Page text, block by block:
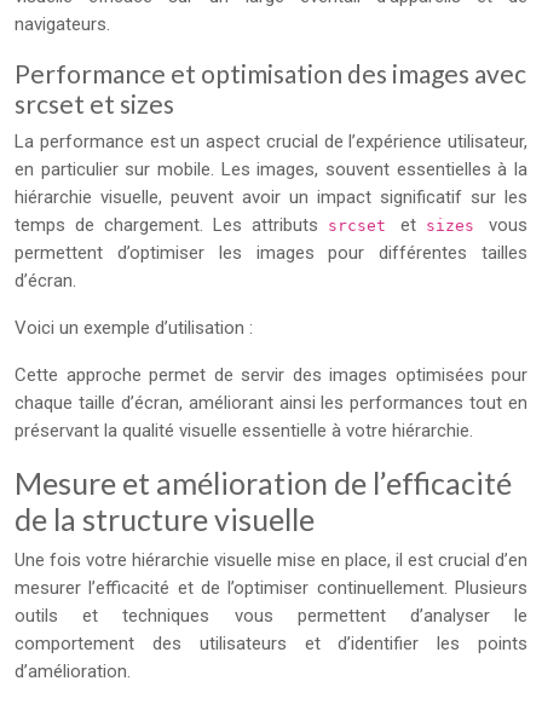
navigateurs.
Performance et optimisation des images avec
srcset et sizes
La performance est un aspect crucial de l’expérience utilisateur,
en particulier sur mobile. Les images, souvent essentielles à la
hiérarchie visuelle, peuvent avoir un impact significatif sur les
temps de chargement. Les attributs
srcset et sizes vous
permettent d’optimiser les images pour différentes tailles
d’écran.
Voici un exemple d’utilisation :
Cette approche permet de servir des images optimisées pour
chaque taille d’écran, améliorant ainsi les performances tout en
préservant la qualité visuelle essentielle à votre hiérarchie.
Mesure et amélioration de l’efficacité
de la structure visuelle
Une fois votre hiérarchie visuelle mise en place, il est crucial d’en
mesurer l’efficacité et de l’optimiser continuellement. Plusieurs
outils et techniques vous permettent d’analyser le
comportement des utilisateurs et d’identifier les points
d’amélioration.